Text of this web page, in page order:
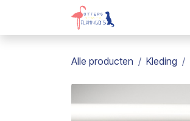
Overslaan naar inhoud
Alle producten Kleding